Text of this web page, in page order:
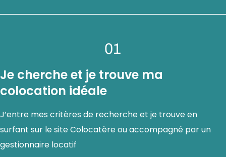
01
Je cherche et je trouve ma
colocation idéale
J’entre mes critères de recherche et je trouve en
surfant sur le site Colocatère ou accompagné par un
gestionnaire locatif